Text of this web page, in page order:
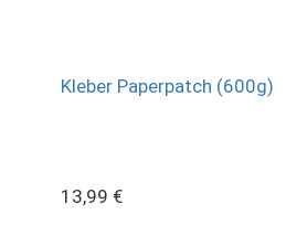
Kleber Paperpatch (600g)
13,99 €